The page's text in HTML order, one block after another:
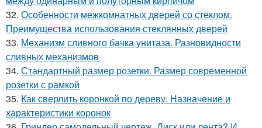
32. Особенности межкомнатных дверей со стеклом.
Преимущества использования стеклянных дверей
33. Механизм сливного бачка унитаза. Разновидности
сливных механизмов
34. Стандартный размер розетки. Размер современной
розетки с рамкой
35. Как сверлить коронкой по дереву. Назначение и
характеристики коронок